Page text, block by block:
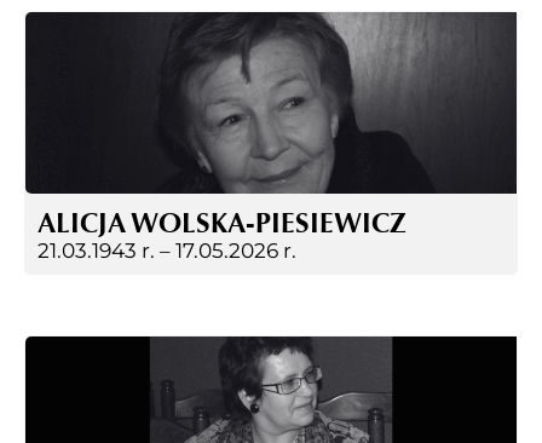
ALICJA WOLSKA-PIESIEWICZ
21.03.1943 r. – 17.05.2026 r.